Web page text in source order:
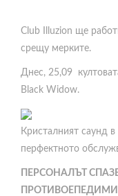
Club Illuzion ще
срещу мерките.
Днес, 25,09
Black Widow.
Кристалният саунд
перфектното
ПЕРСОНАЛЪТ